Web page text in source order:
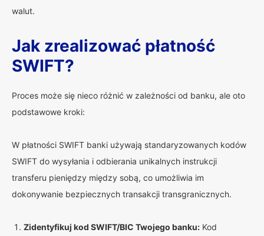
walut.
Jak zrealizować płatność
SWIFT?
Proces może się nieco różnić w zależności od banku, ale oto
podstawowe kroki:
W płatności SWIFT banki używają standaryzowanych kodów
SWIFT do wysyłania i odbierania unikalnych instrukcji
transferu pieniędzy między sobą, co umożliwia im
dokonywanie bezpiecznych transakcji transgranicznych.
Zidentyfikuj kod SWIFT/BIC Twojego banku: Kod